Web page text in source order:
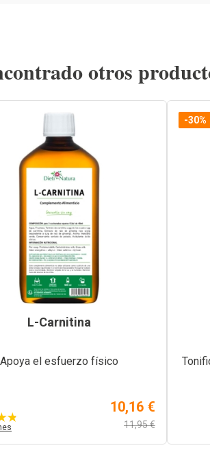
otros
L-Carnitina
Apoya el esfuerzo físico
10,16 €
11,95 €
-30%